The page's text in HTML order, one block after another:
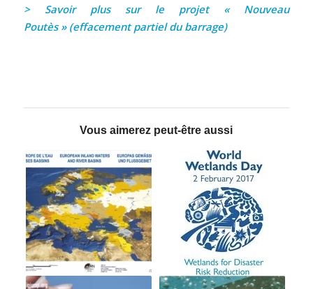
> Savoir plus sur le projet « Nouveau
Poutès »(effacement partiel du barrage)
Vous aimerez peut-être aussi